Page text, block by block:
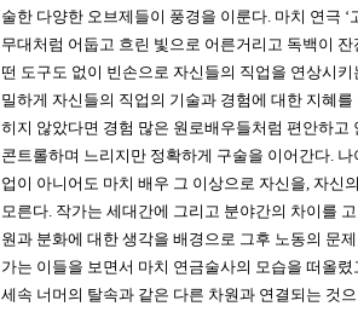
술한 다양한 오브제들이 풍경을 이룬다. 마치 연극 ‘
무대처럼 어둡고 흐린 빛으로 어른거리고 독백이
떤 도구도 없이 빈손으로 자신들의 직업을 연상시
밀하게 자신들의 직업의 기술과 경험에 대한 지혜
히지 않았다면 경험 많은 원로배우들처럼 편안하고
콘트롤하며 느리지만 정확하게 구술을 이어간다.
업이 아니어도 마치 배우 그 이상으로 자신을, 자신
모른다. 작가는 세대간에 그리고 분야간의 차이를
원과 분화에 대한 생각을 배경으로 그후 노동의 문
가는 이들을 보면서 마치 연금술사의 모습을 떠올
세속 너머의 탈속과 같은 다른 차원과 연결되는 것